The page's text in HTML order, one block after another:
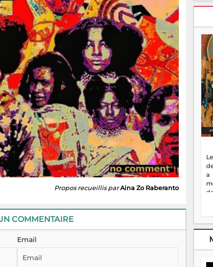
Propos recueillis par Aina Zo Raberanto
COMMENTAIRE
Email
a